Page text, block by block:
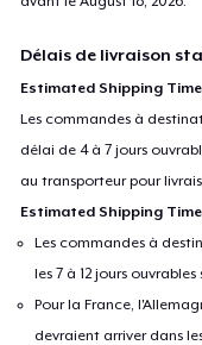
Délais de livraison
Estimated Shipping
Les commandes à
délai de 4 à 7 jours
au transporteur pour
Estimated Shipping
Les commandes à
les 7 à 12 jours
Pour la France,
devraient arriver dans